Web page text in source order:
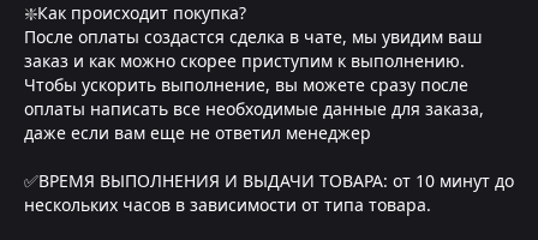
❇️Как происходит покупка?
После оплаты создастся сделка в чате, мы увидим ваш
заказ и как можно скорее приступим к выполнению.
Чтобы ускорить выполнение, вы можете сразу после
оплаты написать все необходимые данные для заказа,
даже если вам еще не ответил менеджер
✅ВРЕМЯ ВЫПОЛНЕНИЯ И ВЫДАЧИ ТОВАРА: от 10 минут до
нескольких часов в зависимости от типа товара.